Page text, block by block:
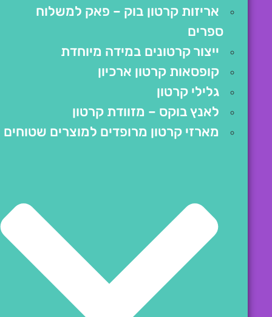
אריזות קרטון בוק – פאק למשלוח
ספרים
ייצור קרטונים במידה מיוחדת
קופסאות קרטון ארכיון
גלילי קרטון
לאנץ בוקס – מזוודת קרטון
מארזי קרטון מרופדים למוצרים שטוחים